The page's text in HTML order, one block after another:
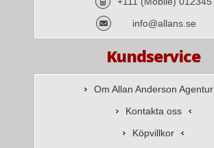
info@allans.se
Kundservice
Om Allan Anderson Agentur
Kontakta oss
Köpvillkor